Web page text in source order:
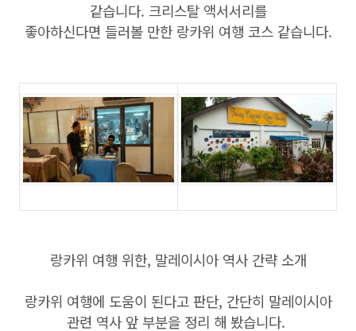
같습니다. 크리스탈 액서서리를
좋아하신다면 들러볼 만한 랑카위 여행 코스 같습니다.
랑카위 여행 위한, 말레이시아 역사 간략 소개
랑카위 여행에 도움이 된다고 판단, 간단히 말레이시아
관련 역사 앞 부분을 정리 해 봤습니다.